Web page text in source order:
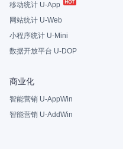
移动统计 U-App
网站统计 U-Web
小程序统计 U-Mini
数据开放平台 U-DOP
商业化
智能营销 U-AppWin
智能营销 U-AddWin